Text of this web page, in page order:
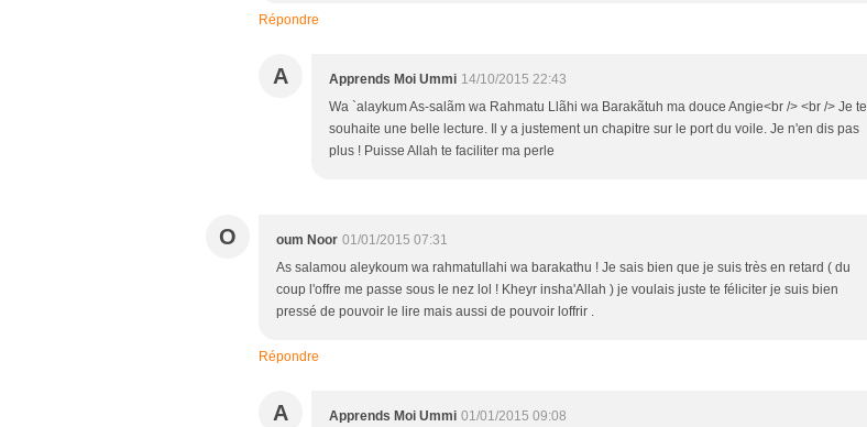
Répondre
A Apprends Moi Ummi 14/10/2015 22:43
Wa `alaykum As-salãm wa Rahmatu Llãhi wa Barakãtuh ma douce Angie<br /> <br /> Je te
souhaite une belle lecture. Il y a justement un chapitre sur le port du voile. Je n'en dis pas
plus ! Puisse Allah te faciliter ma perle
O oum Noor 01/01/2015 07:31
As salamou aleykoum wa rahmatullahi wa barakathu ! Je sais bien que je suis très en retard ( du
coup l'offre me passe sous le nez lol ! Kheyr insha'Allah ) je voulais juste te féliciter je suis bien
pressé de pouvoir le lire mais aussi de pouvoir loffrir .
Répondre
A Apprends Moi Ummi 01/01/2015 09:08